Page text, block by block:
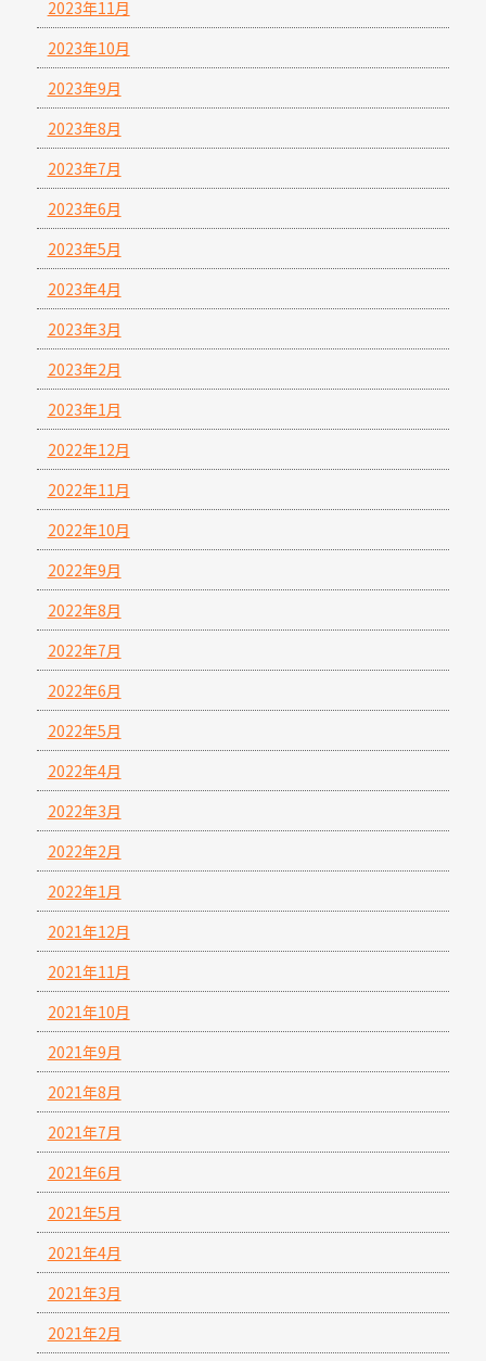
2023年11月
2023年10月
2023年9月
2023年8月
2023年7月
2023年6月
2023年5月
2023年4月
2023年3月
2023年2月
2023年1月
2022年12月
2022年11月
2022年10月
2022年9月
2022年8月
2022年7月
2022年6月
2022年5月
2022年4月
2022年3月
2022年2月
2022年1月
2021年12月
2021年11月
2021年10月
2021年9月
2021年8月
2021年7月
2021年6月
2021年5月
2021年4月
2021年3月
2021年2月